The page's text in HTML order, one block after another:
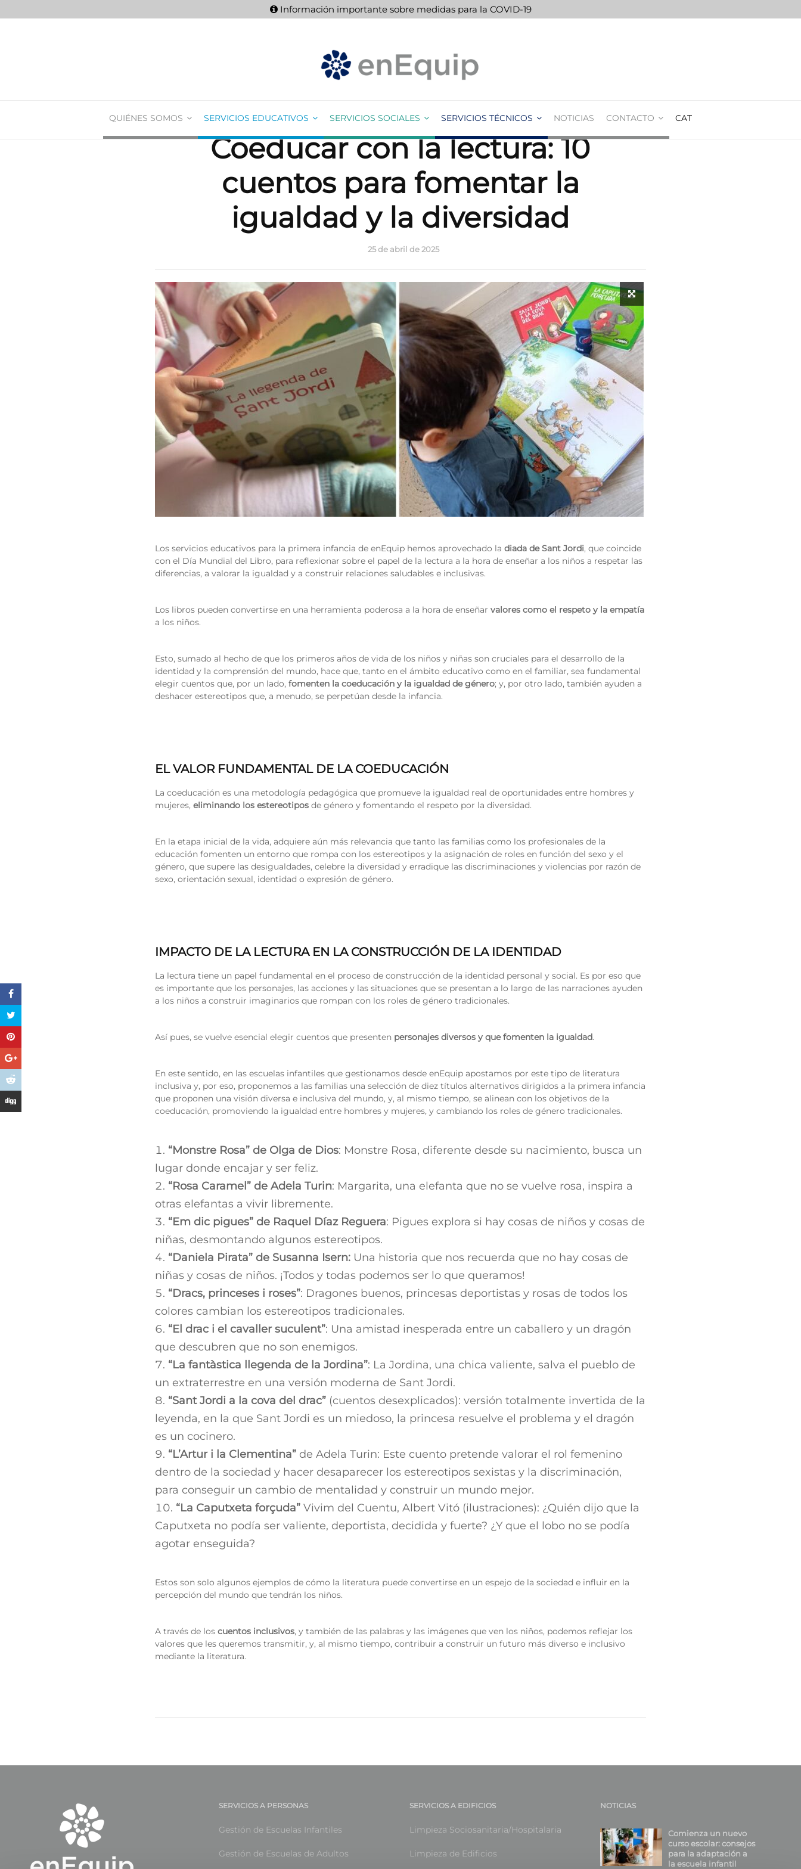
Información importante sobre medidas para la COVID-19
QUIÉNES SOMOS SERVICIOS EDUCATIVOS SERVICIOS SOCIALES SERVICIOS TÉCNICOS NOTICIAS CONTACTO CAT
Coeducar con la lectura: 10
cuentos para fomentar la
igualdad y la diversidad
25 de abril de 2025
Los servicios educativos para la primera infancia de enEquip hemos aprovechado ladiada de Sant Jordi, que coincide
con el Día Mundial del Libro, para reflexionar sobre el papel de la lectura a la hora de enseñar a los niños a respetar las
diferencias, a valorar la igualdad y a construir relaciones saludables e inclusivas.
Los libros pueden convertirse en una herramienta poderosa a la hora de enseñarvalores como el respeto y la empatía
a los niños.
Esto, sumado al hecho de que los primeros años de vida de los niños y niñas son cruciales para el desarrollo de la
identidad y la comprensión del mundo, hace que, tanto en el ámbito educativo como en el familiar, sea fundamental
elegir cuentos que, por un lado,fomenten la coeducación y la igualdad de género; y, por otro lado, también ayuden a
deshacer estereotipos que, a menudo, se perpetúan desde la infancia.
EL VALOR FUNDAMENTAL DE LA COEDUCACIÓN
La coeducación es una metodología pedagógica que promueve la igualdad real de oportunidades entre hombres y
mujeres,eliminando los estereotipos de género y fomentando el respeto por la diversidad.
En la etapa inicial de la vida, adquiere aún más relevancia que tanto las familias como los profesionales de la
educación fomenten un entorno que rompa con los estereotipos y la asignación de roles en función del sexo y el
género, que supere las desigualdades, celebre la diversidad y erradique las discriminaciones y violencias por razón de
sexo, orientación sexual, identidad o expresión de género.
IMPACTO DE LA LECTURA EN LA CONSTRUCCIÓN DE LA IDENTIDAD
La lectura tiene un papel fundamental en el proceso de construcción de la identidad personal y social. Es por eso que
es importante que los personajes, las acciones y las situaciones que se presentan a lo largo de las narraciones ayuden
a los niños a construir imaginarios que rompan con los roles de género tradicionales.
Así pues, se vuelve esencial elegir cuentos que presenten personajes diversos y que fomenten la igualdad.
En este sentido, en las escuelas infantiles que gestionamos desde enEquip apostamos por este tipo de literatura
inclusiva y, por eso, proponemos a las familias una selección de diez títulos alternativos dirigidos a la primera infancia
que proponen una visión diversa e inclusiva del mundo, y, al mismo tiempo, se alinean con los objetivos de la
coeducación, promoviendo la igualdad entre hombres y mujeres, y cambiando los roles de género tradicionales.
“Monstre Rosa” de Olga de Dios: Monstre Rosa, diferente desde su nacimiento, busca un
lugar donde encajar y ser feliz.
“Rosa Caramel” de Adela Turin: Margarita, una elefanta que no se vuelve rosa, inspira a
otras elefantas a vivir libremente.
“Em dic pigues” de Raquel Díaz Reguera: Pigues explora si hay cosas de niños y cosas de
niñas, desmontando algunos estereotipos.
“Daniela Pirata” de Susanna Isern: Una historia que nos recuerda que no hay cosas de
niñas y cosas de niños. ¡Todos y todas podemos ser lo que queramos!
“Dracs, princeses i roses”: Dragones buenos, princesas deportistas y rosas de todos los
colores cambian los estereotipos tradicionales.
“El drac i el cavaller suculent”: Una amistad inesperada entre un caballero y un dragón
que descubren que no son enemigos.
“La fantàstica llegenda de la Jordina”: La Jordina, una chica valiente, salva el pueblo de
un extraterrestre en una versión moderna de Sant Jordi.
“Sant Jordi a la cova del drac” (cuentos desexplicados): versión totalmente invertida de la
leyenda, en la que Sant Jordi es un miedoso, la princesa resuelve el problema y el dragón
es un cocinero.
“L’Artur i la Clementina” de Adela Turin: Este cuento pretende valorar el rol femenino
dentro de la sociedad y hacer desaparecer los estereotipos sexistas y la discriminación,
para conseguir un cambio de mentalidad y construir un mundo mejor.
“La Caputxeta forçuda”Vivim del Cuentu, Albert Vitó (ilustraciones): ¿Quién dijo que la
Caputxeta no podía ser valiente, deportista, decidida y fuerte? ¿Y que el lobo no se podía
agotar enseguida?
Estos son solo algunos ejemplos de cómo la literatura puede convertirse en un espejo de la sociedad e influir en la
percepción del mundo que tendrán los niños.
A través de loscuentos inclusivos, y también de las palabras y las imágenes que ven los niños, podemos reflejar los
valores que les queremos transmitir, y, al mismo tiempo, contribuir a construir un futuro más diverso e inclusivo
mediante la literatura.
SERVICIOS A PERSONAS
Gestión de Escuelas Infantiles
Gestión de Escuelas de Adultos
SERVICIOS A EDIFICIOS
Limpieza Sociosanitaria/Hospitalaria
Limpieza de Edificios
NOTICIAS
Comienza un nuevo
curso escolar: consejos
para la adaptación a
la escuela infantil